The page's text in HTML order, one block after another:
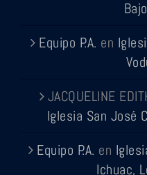
Equipo P.A. en
JACQUELINE
Iglesia San José
Equipo P.A. en
Ichuac,